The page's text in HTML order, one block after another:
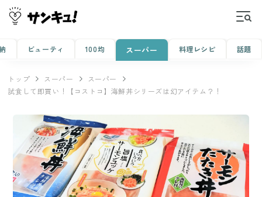
ビューティ 100均 スーパー 料理レシピ 話題
トップ スーパー
スーパー
試食して即買い！【コストコ】海鮮丼シリーズは幻アイテム？！